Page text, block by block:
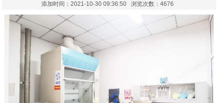
添加时间：2021-10-30 09:36:50 浏览次数：4676